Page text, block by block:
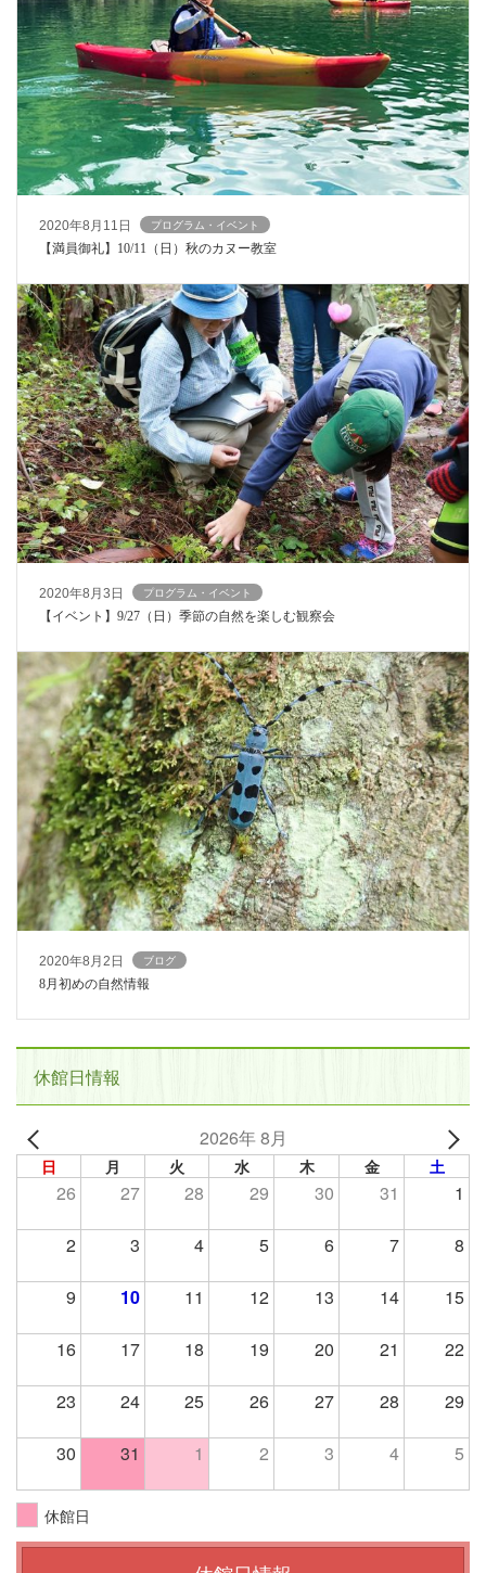
2020年8月11日 プログラム・イベント
【満員御礼】10/11（日）秋のカヌー教室
2020年8月3日 プログラム・イベント
【イベント】9/27（日）季節の自然を楽しむ観察会
2020年8月2日 ブログ
8月初めの自然情報
休館日情報
2026年 8月
日 月 火 水 木 金 土
26 27 28 29 30 31 1
2 3 4 5 6 7 8
9 10 11 12 13 14 15
16 17 18 19 20 21 22
23 24 25 26 27 28 29
30 31 1 2 3 4 5
休館日